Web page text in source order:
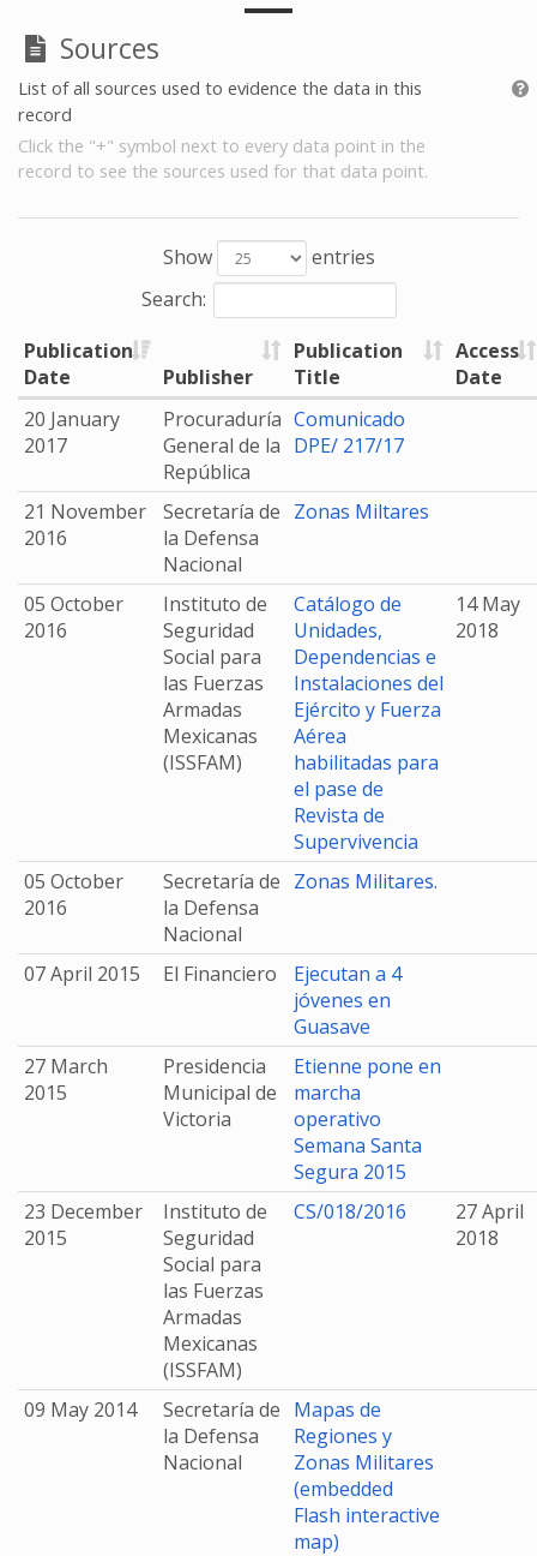
Sources
List of all sources used to evidence the data in this
record
Click the "+" symbol next to every data point in the
record to see the sources used for that data point.
Show
entries
Search:
Publication
Date
Publisher
Publication
Title
Access
Date
20 January
2017
Procuraduría
General de la
República
Comunicado
DPE/ 217/17
21 November
2016
Secretaría de
la Defensa
Nacional
Zonas Miltares
05 October
2016
Instituto de
Seguridad
Social para
las Fuerzas
Armadas
Mexicanas
(ISSFAM)
Catálogo de
Unidades,
Dependencias e
Instalaciones del
Ejército y Fuerza
Aérea
habilitadas para
el pase de
Revista de
Supervivencia
14 May
2018
05 October
2016
Secretaría de
la Defensa
Nacional
Zonas Militares.
07 April 2015 El Financiero
Ejecutan a 4
jóvenes en
Guasave
27 March
2015
Presidencia
Municipal de
Victoria
Etienne pone en
marcha
operativo
Semana Santa
Segura 2015
23 December
2015
Instituto de
Seguridad
Social para
las Fuerzas
Armadas
Mexicanas
(ISSFAM)
CS/018/2016
27 April
2018
09 May 2014
Secretaría de
la Defensa
Nacional
Mapas de
Regiones y
Zonas Militares
(embedded
Flash interactive
map)